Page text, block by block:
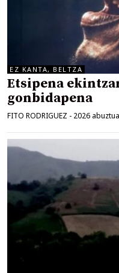
EZ KANTA, BELTZA
Etsipena
gonbidapena
FITO RODRIGUEZ - 2026